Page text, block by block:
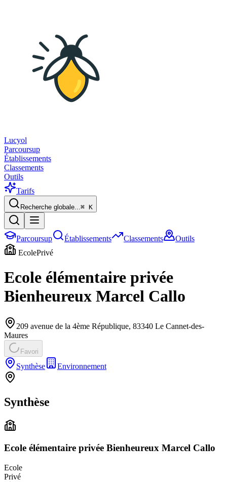
Lucyol
Parcoursup
Établissements
Classements
Outils
Tarifs
Recherche globale...⌘ K
Parcoursup Établissements Classements
Outils
EcolePrivé
Ecole élémentaire privée
Bienheureux Marcel Callo
209 avenue de la 4ème République, 83340 Le Cannet-des-
Maures
Favori
Synthèse Environnement
Synthèse
Ecole élémentaire privée Bienheureux Marcel Callo
Ecole
Privé